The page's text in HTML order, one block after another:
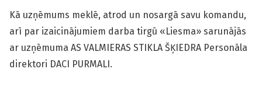
Kā uzņēmums meklē, atrod un nosargā savu komandu,
arī par izaicinājumiem darba tirgū «Liesma» sarunājās
ar uzņēmuma AS VALMIERAS STIKLA ŠĶIEDRA Personāla
direktori DACI PURMALI.